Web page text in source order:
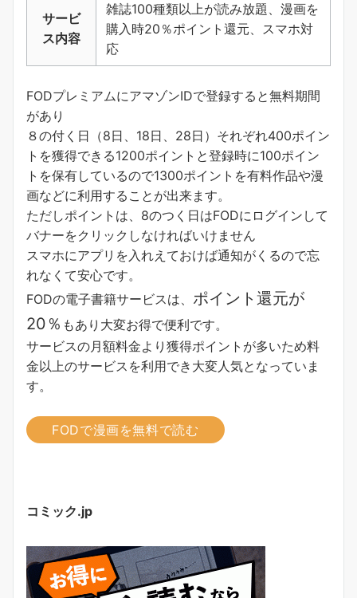
サービ
ス内容
雑誌100種類以上が読み放題、漫画を
購入時20％ポイント還元、スマホ対
応
FODプレミアムにアマゾンIDで登録すると無料期間
があり
８の付く日（8日、18日、28日）それぞれ400ポイン
トを獲得できる1200ポイントと登録時に100ポイン
トを保有しているので1300ポイントを有料作品や漫
画などに利用することが出来ます。
ただしポイントは、8のつく日はFODにログインして
バナーをクリックしなければいけません
スマホにアプリを入れえておけば通知がくるので忘
れなくて安心です。
FODの電子書籍サービスは、 ポイント還元が
20％ もあり大変お得で便利です。
サービスの月額料金より獲得ポイントが多いため料
金以上のサービスを利用でき大変人気となっていま
す。
FODで漫画を無料で読む
コミック.jp